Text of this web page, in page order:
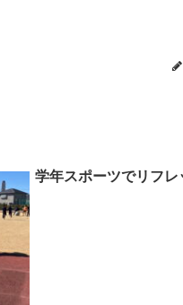
学年スポーツでリフレ